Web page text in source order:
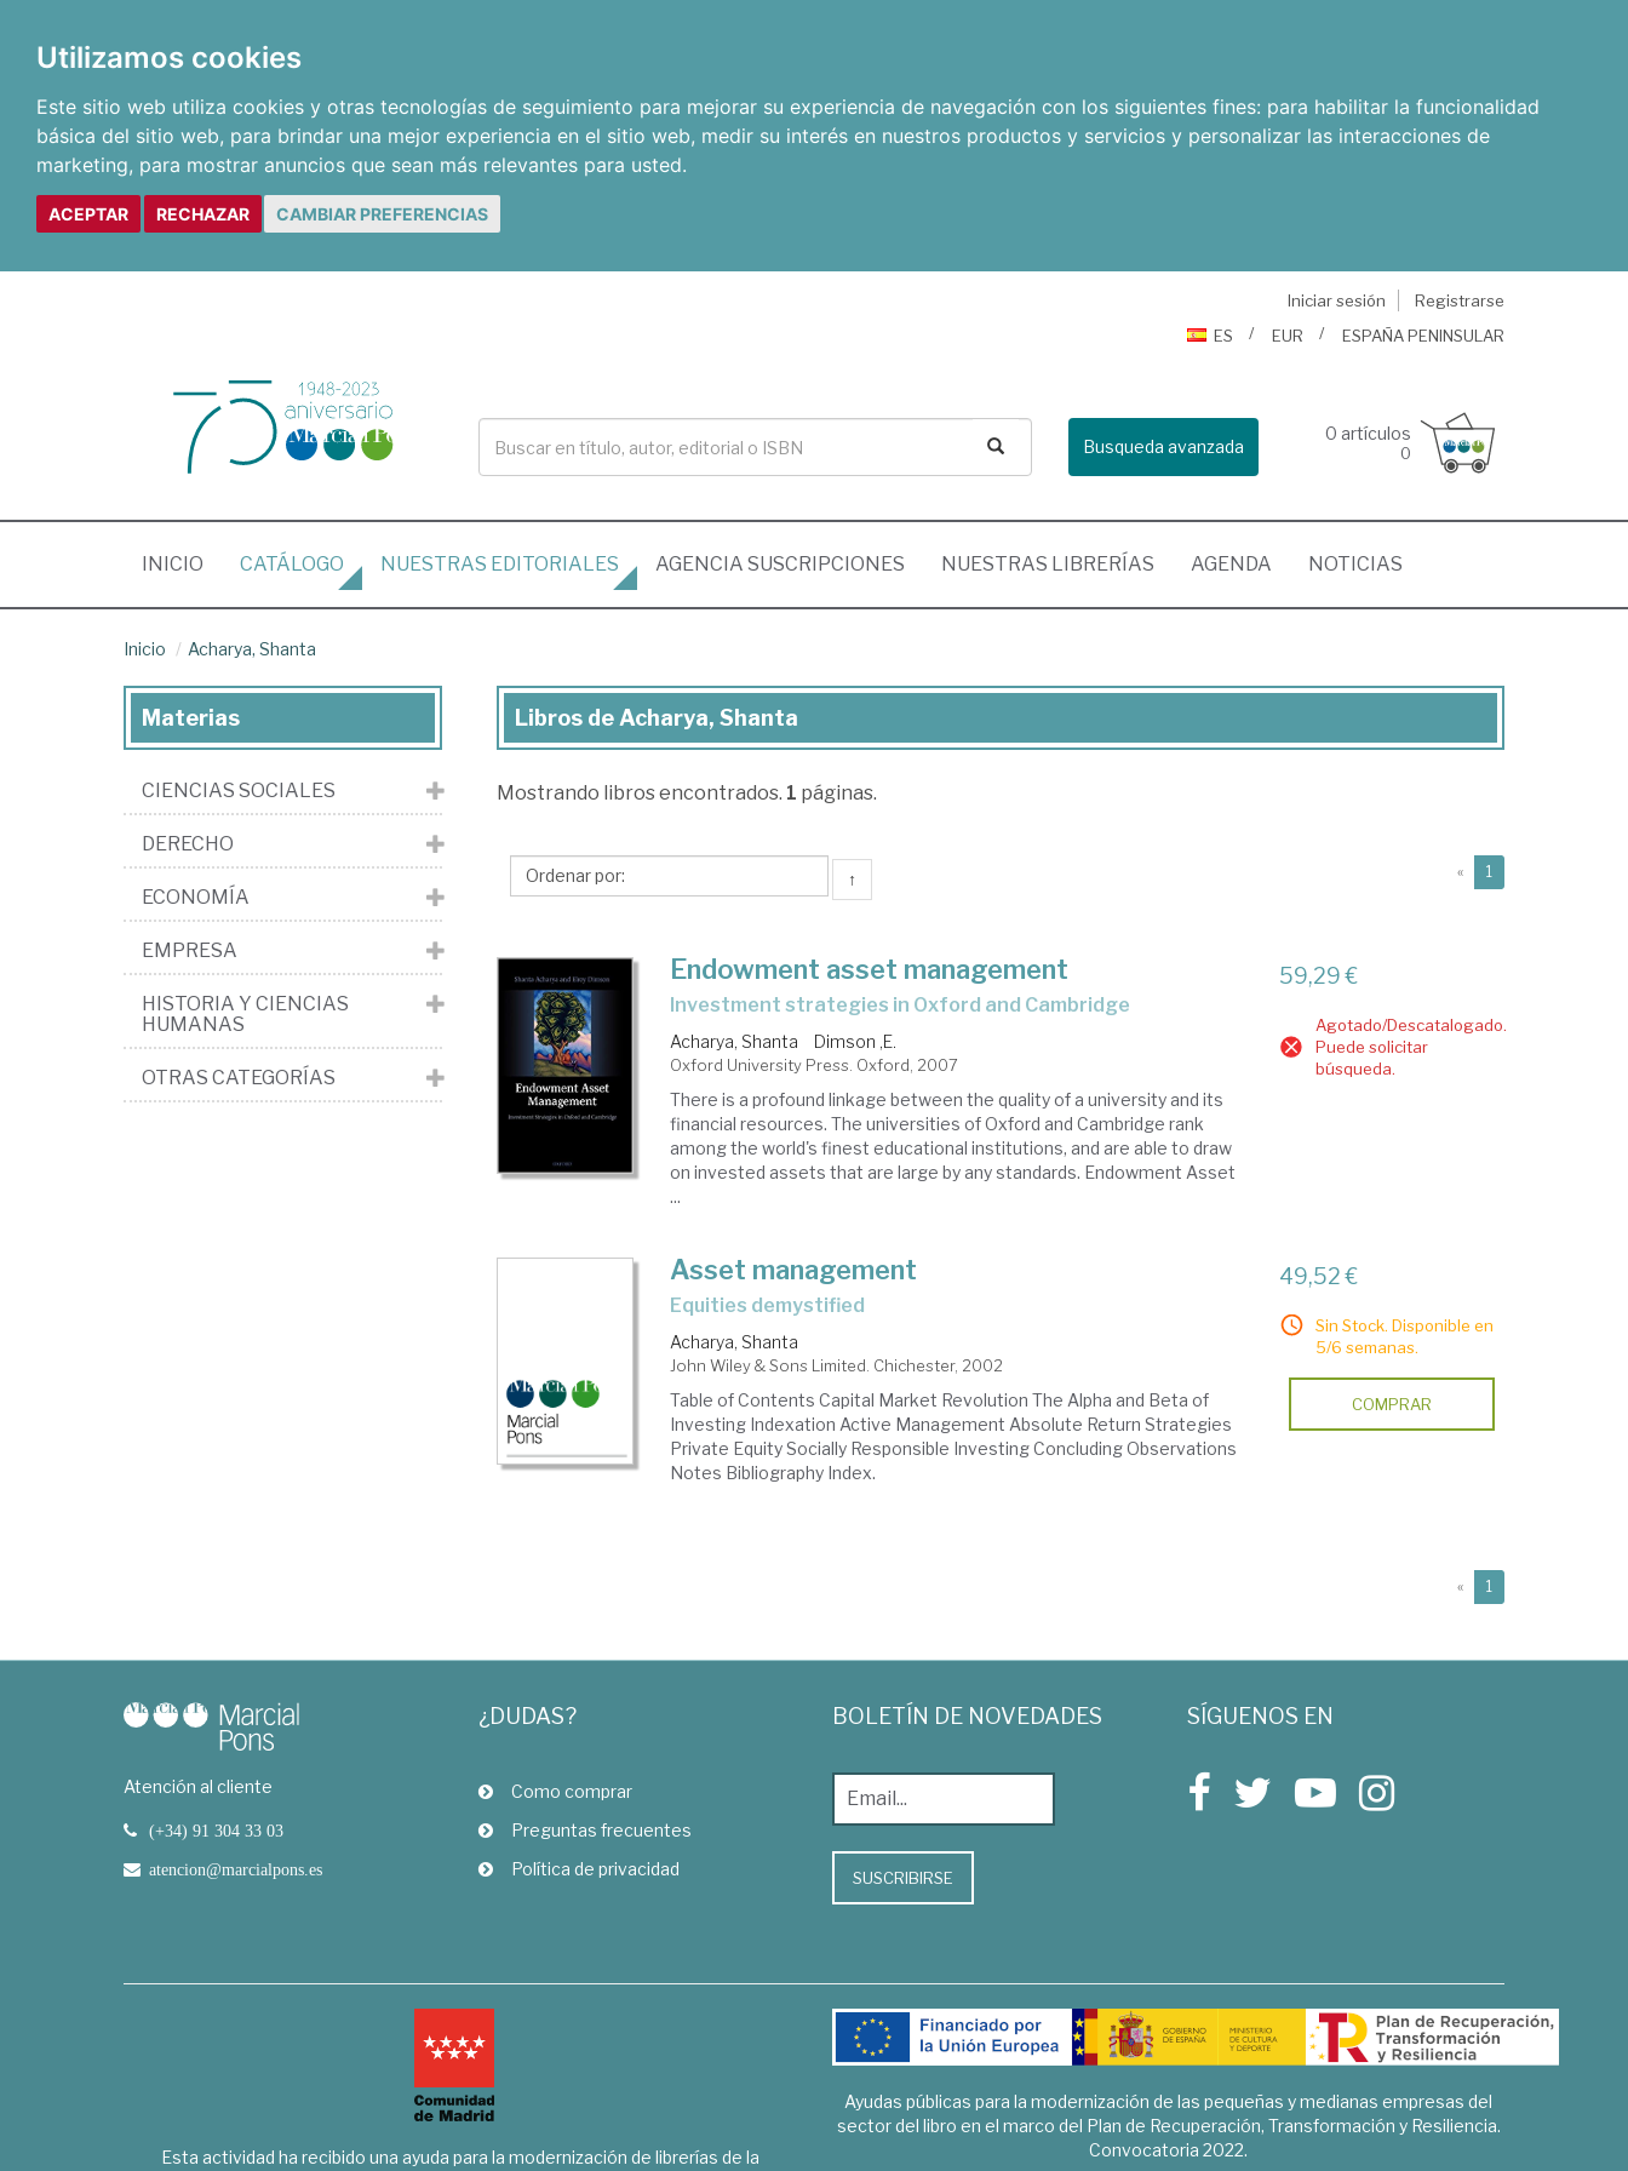
Utilizamos cookies
Este sitio web utiliza cookies y otras tecnologías de seguimiento para mejorar su experiencia de navegación con los siguientes fines: para habilitar la funcionalidad
básica del sitio web, para brindar una mejor experiencia en el sitio web, medir su interés en nuestros productos y servicios y personalizar las interacciones de
marketing, para mostrar anuncios que sean más relevantes para usted.
ACEPTAR RECHAZAR CAMBIAR PREFERENCIAS
Iniciar sesión
Registrarse
ES
EUR ESPAÑA PENINSULAR
Busqueda avanzada
0 artículos
0
INICIO (CURRENT)
CATÁLOGO NUESTRAS EDITORIALES AGENCIA SUSCRIPCIONES NUESTRAS LIBRERÍAS AGENDA NOTICIAS
Inicio Acharya, Shanta
Libros
Acharya,
Libros de Acharya, Shanta
Mostrando libros encontrados. 1 páginas.
↑ « 1
Endowment asset management
investment strategies in Oxford and Cambridge
Acharya, Shanta Dimson ,E.
Oxford University Press. Oxford, 2007
There is a profound linkage between the quality of a university and its
financial resources. The universities of Oxford and Cambridge rank
among the world's finest educational institutions, and are able to draw
on invested assets that are large by any standards. Endowment Asset
...
59,29 €
Agotado/Descatalogado.
Puede solicitar
búsqueda.
Asset management
equities demystified
Acharya, Shanta
John Wiley & Sons Limited. Chichester, 2002
Table of Contents Capital Market Revolution The Alpha and Beta of
Investing Indexation Active Management Absolute Return Strategies
Private Equity Socially Responsible Investing Concluding Observations
Notes Bibliography Index.
49,52 €
Sin Stock. Disponible en
5/6 semanas.
COMPRAR
« 1
Materias
CIENCIAS SOCIALES
DERECHO
ECONOMÍA
EMPRESA
HISTORIA Y CIENCIAS
HUMANAS
OTRAS CATEGORÍAS
Atención al cliente
(+34) 91 304 33 03
atencion@marcialpons.es
¿DUDAS?
Como comprar
Preguntas frecuentes
Política de privacidad
BOLETÍN DE NOVEDADES
SUSCRIBIRSE
SÍGUENOS EN
Esta actividad ha recibido una ayuda para la modernización de librerías de la
Ayudas públicas para la modernización de las pequeñas y medianas empresas del
sector del libro en el marco del Plan de Recuperación, Transformación y Resiliencia.
Convocatoria 2022.